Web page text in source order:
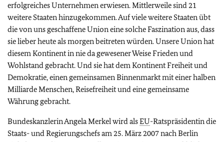
erfolgreiches Unternehmen erwiesen. Mittlerweile sind 21
weitere Staaten hinzugekommen. Auf viele weitere Staaten übt
die von uns geschaffene Union eine solche Faszination aus, dass
sie lieber heute als morgen beitreten würden. Unsere Union hat
diesem Kontinent in nie da gewesener Weise Frieden und
Wohlstand gebracht. Und sie hat dem Kontinent Freiheit und
Demokratie, einen gemeinsamen Binnenmarkt mit einer halben
Milliarde Menschen, Reisefreiheit und eine gemeinsame
Währung gebracht.
Bundeskanzlerin Angela Merkel wird alsEU-Ratspräsidentin die
Staats- und Regierungschefs am 25. März 2007 nach Berlin